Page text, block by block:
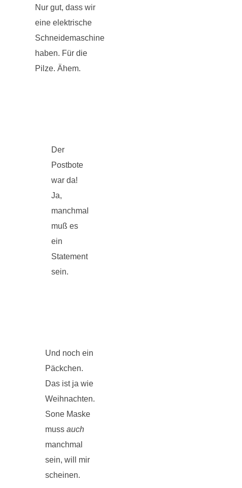
Nur gut, dass wir
eine elektrische
Schneidemaschine
haben. Für die
Pilze. Ähem.
Der
Postbote
war da!
Ja,
manchmal
muß es
ein
Statement
sein.
Und noch ein
Päckchen.
Das ist ja wie
Weihnachten.
Sone Maske
muss auch
manchmal
sein, will mir
scheinen.